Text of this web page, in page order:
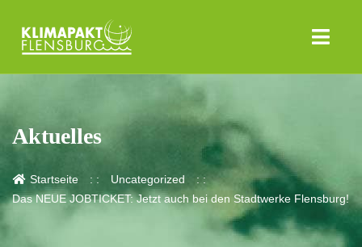
Aktuelles
Startseite
Uncategorized
Das NEUE JOBTICKET: Jetzt auch bei den Stadtwerke Flensburg!